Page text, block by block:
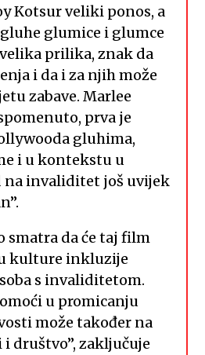
Kotsur veliki ponos, a
glumice i glumce
prilika, znak da
i da i za njih može
zabave. Marlee
prva je
gluhima,
i u kontekstu u
na invaliditet još uvijek
smatra da će taj film
kulture inkluzije
s invaliditetom.
u promicanju
može također na
društvo”, zaključuje